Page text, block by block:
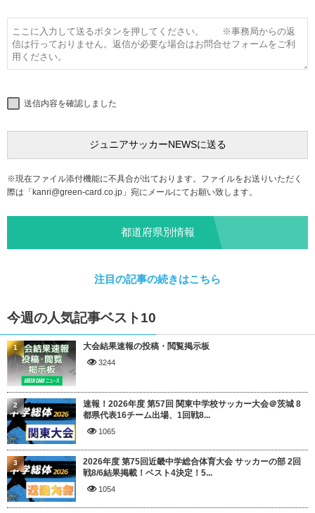
送信内容を確認しました
※現在ファイル添付機能に不具合が出ております。ファイルをお送りいただく
際は「kanri@green-card.co.jp 」宛にメールにてお願い致します。
都道府県別情報
注目の記事の続きはこちら
今週の人気記事ベスト10
大会結果速報の投稿・閲覧掲示板
3244
1
速報！2026年度 第57回 関東中学校サッカー大会＠茨城 8
都県代表16チーム出場、1回戦8...
1065
2
2026年度 第75回近畿中学総合体育大会 サッカーの部 2回
戦8/6結果掲載！ベスト4決定！5...
1054
3